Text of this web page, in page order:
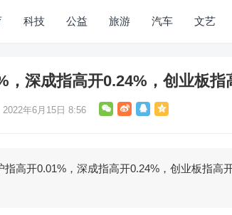
科技 公益 旅游 汽车 文艺
，深成指高开0.24%，创业板指
2022年6月15日 8:56
指高开0.01%，深成指高开0.24%，创业板指高